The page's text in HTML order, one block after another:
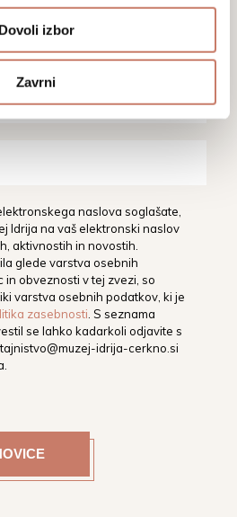
Dovoli izbor
Zavrni
prireditvam in
naslova soglašate,
Idrija na vaš elektronski naslov
aktivnostih in novostih.
glede varstva osebnih
obveznosti v tej zvezi, so
varstva osebnih podatkov, ki je
zasebnosti . S seznama
se lahko kadarkoli odjavite s
tajnistvo@muzej-idrija-cerkno.si